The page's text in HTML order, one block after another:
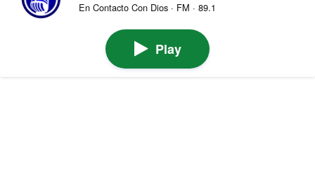
En Contacto Con Dios · FM · 89.1
Play